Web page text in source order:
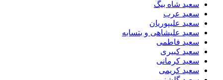
سعید شاه بیگ
سعید عرب
سعید علیپوریان
سعید علیشاهی و بتسابه
سعید فاطمی
سعید کبیری
سعید کرمانی
سعید کریمی